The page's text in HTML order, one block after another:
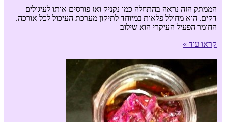
הממתק הזה נראה בהתחלה כמו נקניק ואז פורסים אותו לעיגולים
דקים. הוא מחולל פלאות במיוחד לתיקון מערכת העיכול לכל אורכה.
החומר הפעיל העיקרי הוא שילוב
קראו עוד »